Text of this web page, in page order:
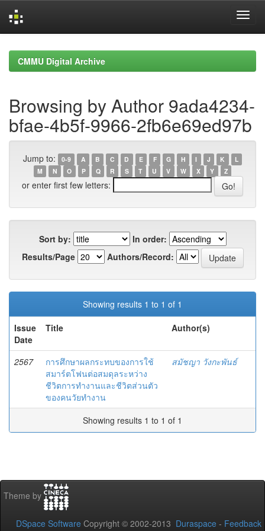
navigationCMMU Digital Archive
Browsing by Author 9ada4234-
bfae-4b5f-9966-2fb6e69ed97b
Jump to: 0-9 A B C D E F G H I J K
L
M
N O P Q R S T U V W X Y Z
or enter first few letters:
Sort by:
In order:
Results/Page
Authors/Record:
Showing results 1 to 1 of 1
Issue
Date
Title Author(s)
2567
การศึกษาผลกระทบของการใช้
สมาร์ตโฟนต่อสมดุลระหว่าง
ชีวิตการทำงานและชีวิตส่วนตัว
ของคนวัยทำงาน
สมัชญา วังกะพันธ์
Showing results 1 to 1 of 1
Theme by
DSpace Software Copyright © 2002-2013 Duraspace - Feedback